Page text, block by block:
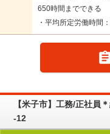
650時間までできる
・平均所定労働時間
【米子市】工務/正社
-12